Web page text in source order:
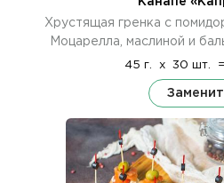
Хрустящая гренка с
Моцарелла, маслиной и
45 г. x 30 шт. =